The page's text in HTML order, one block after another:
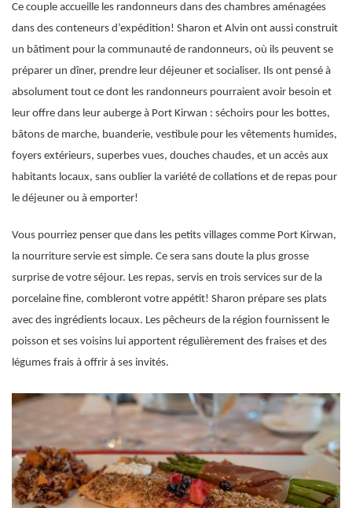
Ce couple accueille les randonneurs dans des chambres aménagées
dans des conteneurs d’expédition! Sharon et Alvin ont aussi construit
un bâtiment pour la communauté de randonneurs, où ils peuvent se
préparer un dîner, prendre leur déjeuner et socialiser. Ils ont pensé à
absolument tout ce dont les randonneurs pourraient avoir besoin et
leur offre dans leur auberge à Port Kirwan : séchoirs pour les bottes,
bâtons de marche, buanderie, vestibule pour les vêtements humides,
foyers extérieurs, superbes vues, douches chaudes, et un accès aux
habitants locaux, sans oublier la variété de collations et de repas pour
le déjeuner ou à emporter!
Vous pourriez penser que dans les petits villages comme Port Kirwan,
la nourriture servie est simple. Ce sera sans doute la plus grosse
surprise de votre séjour. Les repas, servis en trois services sur de la
porcelaine fine, combleront votre appétit! Sharon prépare ses plats
avec des ingrédients locaux. Les pêcheurs de la région fournissent le
poisson et ses voisins lui apportent régulièrement des fraises et des
légumes frais à offrir à ses invités.